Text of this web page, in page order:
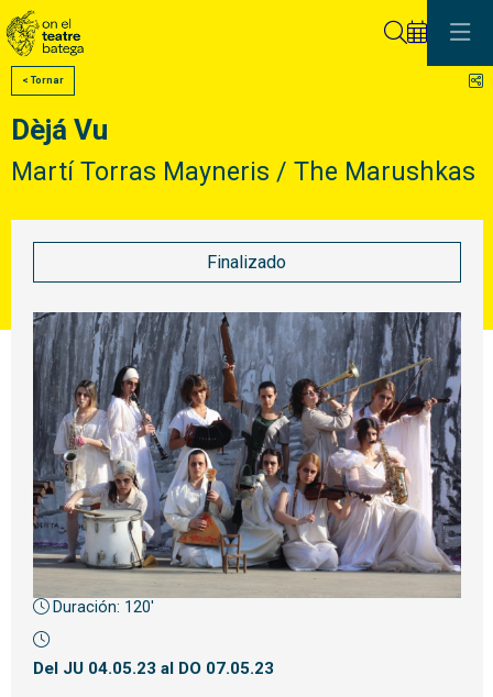
< Tornar
Dèjá Vu
Martí Torras Mayneris / The Marushkas
Finalizado
Diapositiva 1 de 1
Duración: 120'
Del JU 04.05.23 al DO 07.05.23